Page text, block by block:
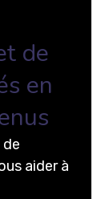
de
en
aider à